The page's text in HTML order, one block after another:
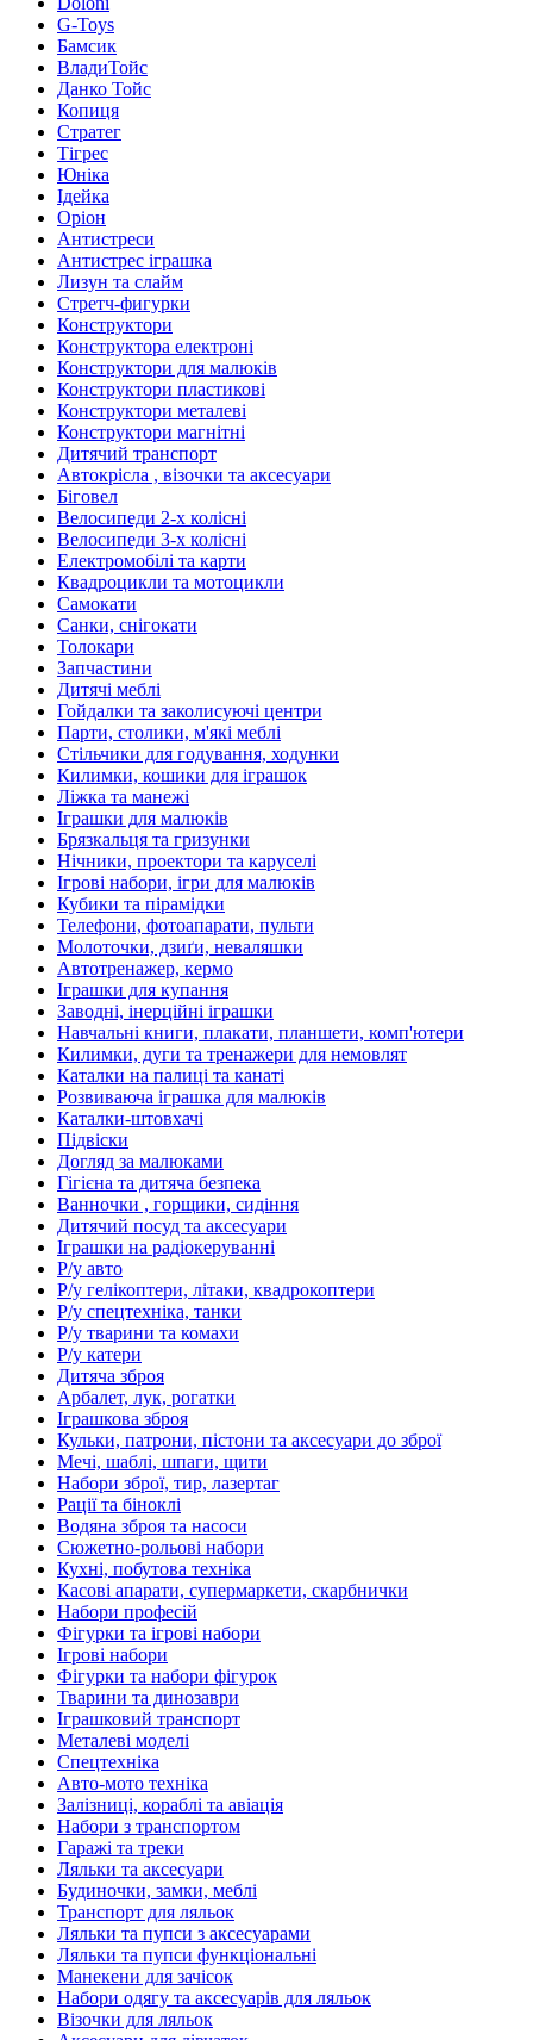
G-Toys
Бамсик
ВладиТойс
Данко Тойс
Копиця
Стратег
Тігрес
Юніка
Ідейка
Оріон
Антистреси
Антистрес іграшка
Лизун та слайм
Стретч-фигурки
Конструктори
Конструктора електроні
Конструктори для малюків
Конструктори пластикові
Конструктори металеві
Конструктори магнітні
Дитячий транспорт
Автокрісла , візочки та аксесуари
Біговел
Велосипеди 2-х колісні
Велосипеди 3-х колісні
Електромобілі та карти
Квадроцикли та мотоцикли
Самокати
Санки, снігокати
Толокари
Запчастини
Дитячі меблі
Гойдалки та заколисуючі центри
Парти, столики, м'які меблі
Стільчики для годування, ходунки
Килимки, кошики для іграшок
Ліжка та манежі
Іграшки для малюків
Брязкальця та гризунки
Нічники, проектори та каруселі
Ігрові набори, ігри для малюків
Кубики та пірамідки
Телефони, фотоапарати, пульти
Молоточки, дзиґи, неваляшки
Автотренажер, кермо
Іграшки для купання
Заводні, інерційні іграшки
Навчальні книги, плакати, планшети, комп'ютери
Килимки, дуги та тренажери для немовлят
Каталки на палиці та канаті
Розвиваюча іграшка для малюків
Каталки-штовхачі
Підвіски
Догляд за малюками
Гігієна та дитяча безпека
Ванночки , горщики, сидіння
Дитячий посуд та аксесуари
Іграшки на радіокеруванні
Р/у авто
Р/у гелікоптери, літаки, квадрокоптери
Р/у спецтехніка, танки
Р/у тварини та комахи
Р/у катери
Дитяча зброя
Арбалет, лук, рогатки
Іграшкова зброя
Кульки, патрони, пістони та аксесуари до зброї
Мечі, шаблі, шпаги, щити
Набори зброї, тир, лазертаг
Рації та біноклі
Водяна зброя та насоси
Сюжетно-рольові набори
Кухні, побутова техніка
Касові апарати, супермаркети, скарбнички
Набори професій
Фігурки та ігрові набори
Ігрові набори
Фігурки та набори фігурок
Тварини та динозаври
Іграшковий транспорт
Металеві моделі
Спецтехніка
Авто-мото техніка
Залізниці, кораблі та авіація
Набори з транспортом
Гаражі та треки
Ляльки та аксесуари
Будиночки, замки, меблі
Транспорт для ляльок
Ляльки та пупси з аксесуарами
Ляльки та пупси функціональні
Манекени для зачісок
Набори одягу та аксесуарів для ляльок
Візочки для ляльок